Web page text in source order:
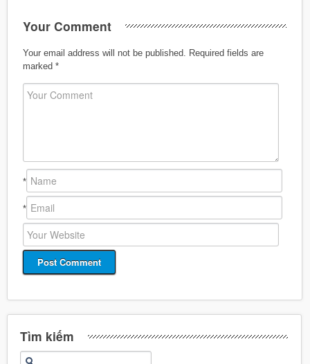
Your Comment
Your email address will not be published.
Required fields are
marked *
*
*
Tìm kiếm